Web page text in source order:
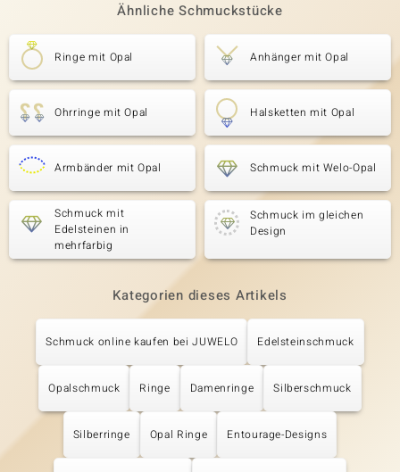
Ähnliche Schmuckstücke
Ringe mit Opal Anhänger mit Opal
Ohrringe mit Opal Halsketten mit Opal
Armbänder mit Opal Schmuck mit Welo-Opal
Schmuck mit
Edelsteinen in
mehrfarbig
Schmuck im gleichen
Design
Kategorien dieses Artikels
Schmuck online kaufen bei JUWELO Edelsteinschmuck
Opalschmuck Ringe Damenringe Silberschmuck
Silberringe Opal Ringe Entourage-Designs